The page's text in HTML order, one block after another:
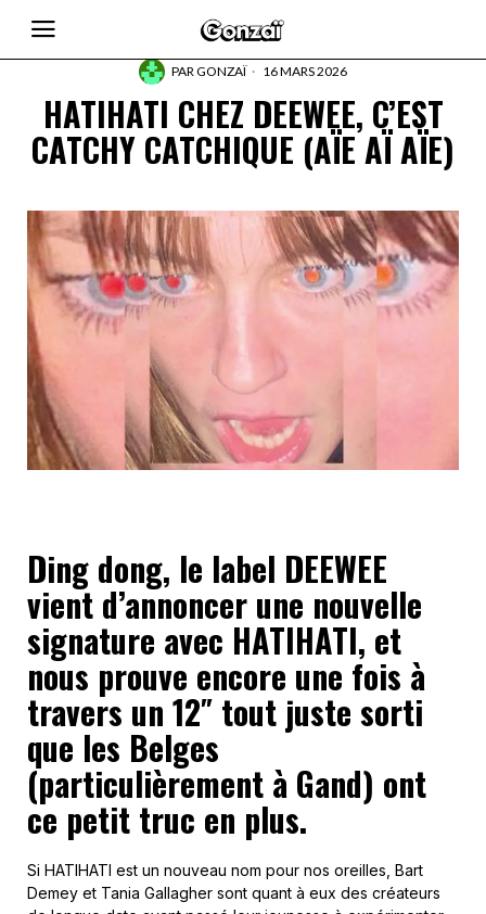
PARGONZAÏ 16 MARS 2026
HATIHATI CHEZ DEEWEE, C’EST
CATCHY CATCHIQUE (AÏE AÏ AÏE)
Ding dong, le label DEEWEE
vient d’annoncer une nouvelle
signature avec HATIHATI, et
nous prouve encore une fois à
travers un 12″ tout juste sorti
que les Belges
(particulièrement à Gand) ont
ce petit truc en plus.
Si HATIHATI est un nouveau nom pour nos oreilles, Bart
Demey et Tania Gallagher sont quant à eux des créateurs